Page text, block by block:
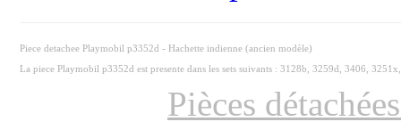
Piece detachee Playmobil p3352d - Hachette indienne (ancien modèle)
La piece Playmobil p3352d est presente dans les sets suivants : 3128b, 3259d, 3406,
Pièces